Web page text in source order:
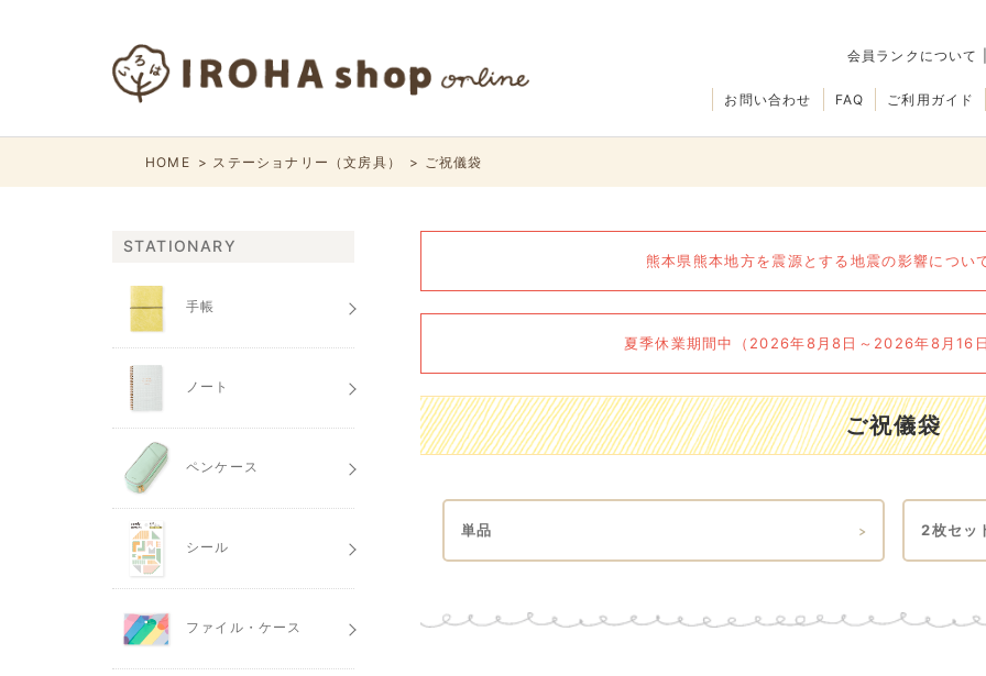
会員ランクについて
ご利用ガイド
FAQ
お問い合わせ
HOME ステーショナリー（文房具） ご祝儀袋
熊本県熊本地方を震源とする地震の影響につ
夏季休業期間中（2026年8月8日～2026年8月16
ご祝儀袋
単品 2枚セッ
STATIONARY
手帳
ノート
ペンケース
シール
ファイル・ケース